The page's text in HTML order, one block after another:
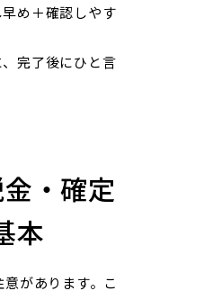
め＋確認しやす
完了後にひと言
・確定
本
があります。こ